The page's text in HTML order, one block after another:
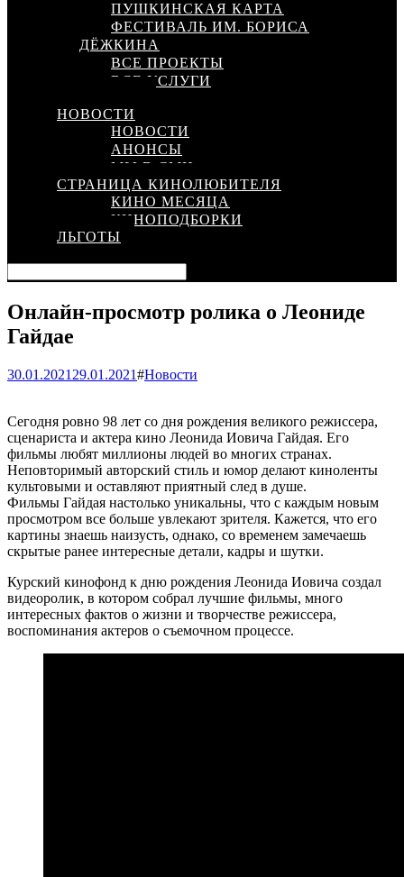
ПУШКИНСКАЯ КАРТА
ФЕСТИВАЛЬ ИМ. БОРИСА
ДЁЖКИНА
ВСЕ ПРОЕКТЫ
ВСЕ УСЛУГИ
НОВОСТИ
НОВОСТИ
АНОНСЫ
МЫ В СМИ
СТРАНИЦА КИНОЛЮБИТЕЛЯ
КИНО МЕСЯЦА
КИНОПОДБОРКИ
ЛЬГОТЫ
Онлайн-просмотр ролика о Леониде
Гайдае
30.01.2021 29.01.2021#Новости
Сегодня ровно 98 лет со дня рождения великого режиссера,
сценариста и актера кино Леонида Иовича Гайдая. Его
фильмы любят миллионы людей во многих странах.
Неповторимый авторский стиль и юмор делают киноленты
культовыми и оставляют приятный след в душе.
Фильмы Гайдая настолько уникальны, что с каждым новым
просмотром все больше увлекают зрителя. Кажется, что его
картины знаешь наизусть, однако, со временем замечаешь
скрытые ранее интересные детали, кадры и шутки.
Курский кинофонд к дню рождения Леонида Иовича создал
видеоролик, в котором собрал лучшие фильмы, много
интересных фактов о жизни и творчестве режиссера,
воспоминания актеров о съемочном процессе.